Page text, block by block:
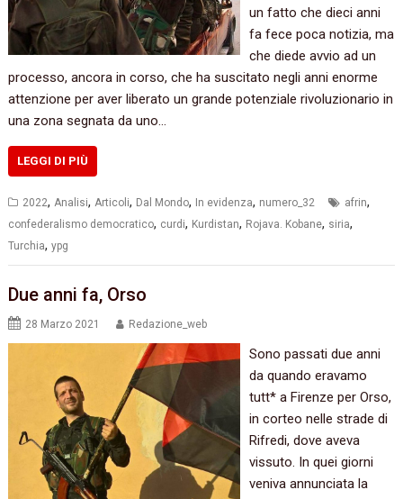
un fatto che dieci anni
fa fece poca notizia, ma
che diede avvio ad un
processo, ancora in corso, che ha suscitato negli anni enorme
attenzione per aver liberato un grande potenziale rivoluzionario in
una zona segnata da uno…
LEGGI DI PIÙ
2022, Analisi, Articoli, Dal Mondo, In evidenza, numero_32 afrin,
confederalismo democratico, curdi, Kurdistan, Rojava. Kobane, siria,
Turchia,ypg
Due anni fa, Orso
28 Marzo 2021 Redazione_web
Sono passati due anni
da quando eravamo
tutt* a Firenze per Orso,
in corteo nelle strade di
Rifredi, dove aveva
vissuto. In quei giorni
veniva annunciata la